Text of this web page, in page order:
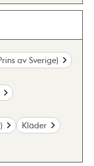
av Sverige)
Kläder